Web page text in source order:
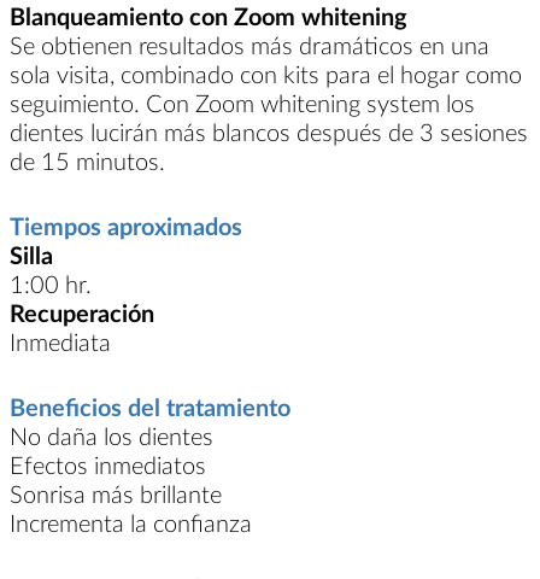
Blanqueamiento con Zoom whitening
Se obtienen resultados más dramáticos en una
sola visita, combinado con kits para el hogar como
seguimiento. Con Zoom whitening system los
dientes lucirán más blancos después de 3 sesiones
de 15 minutos.
Tiempos aproximados
Silla
1:00 hr.
Recuperación
Inmediata
Beneficios del tratamiento
No daña los dientes
Efectos inmediatos
Sonrisa más brillante
Incrementa la confianza